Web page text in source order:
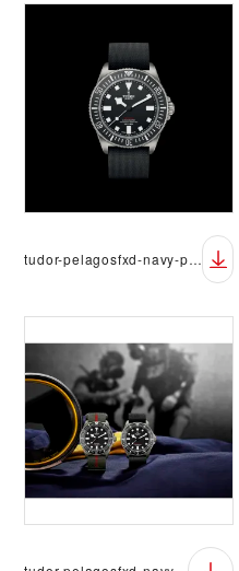
tudor-pelagosfxd-navy-packshot-01-black